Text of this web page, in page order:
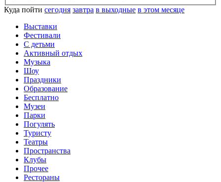
Куда пойти сегодня завтра в выходные в этом месяце
Выставки
Фестивали
С детьми
Активный отдых
Музыка
Шоу
Праздники
Образование
Бесплатно
Музеи
Парки
Погулять
Туристу
Театры
Пространства
Клубы
Прочее
Рестораны